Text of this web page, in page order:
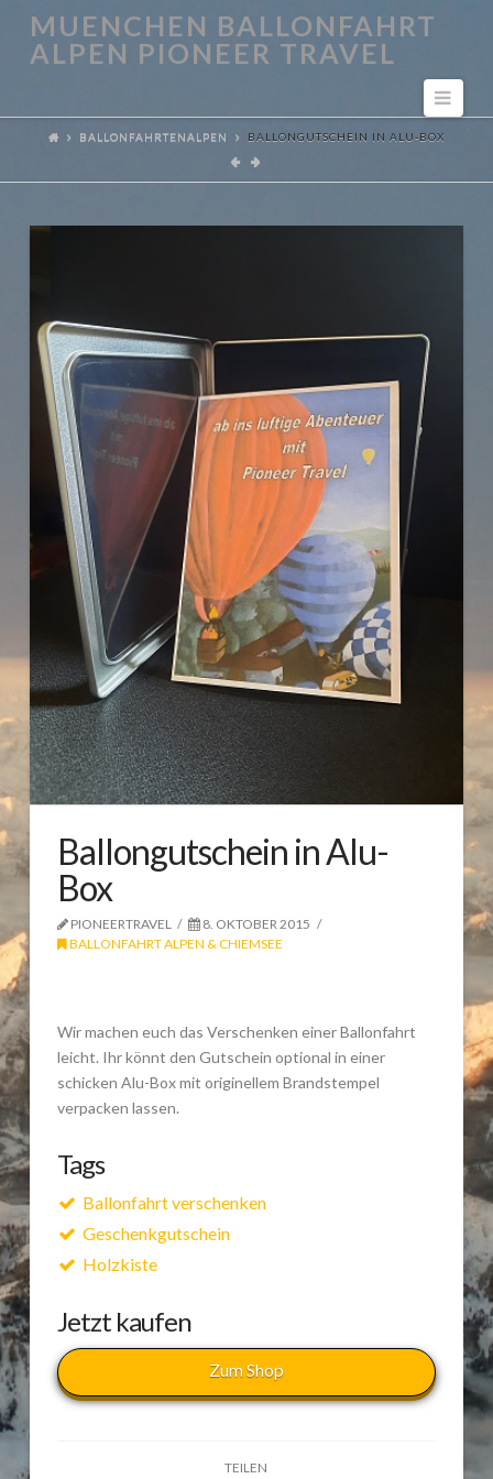
MUENCHEN BALLONFAHRT
ALPEN PIONEER TRAVEL
BALLONFAHRTENALPEN BALLONGUTSCHEIN IN ALU-BOX
Ballongutschein in Alu-
Box
PIONEERTRAVEL
8. OKTOBER 2015
BALLONFAHRT ALPEN & CHIEMSEE
Wir machen euch das Verschenken einer Ballonfahrt
leicht. Ihr könnt den Gutschein optional in einer
schicken Alu-Box mit originellem Brandstempel
verpacken lassen.
Tags
Ballonfahrt verschenken
Geschenkgutschein
Holzkiste
Jetzt kaufen
Zum Shop
TEILEN